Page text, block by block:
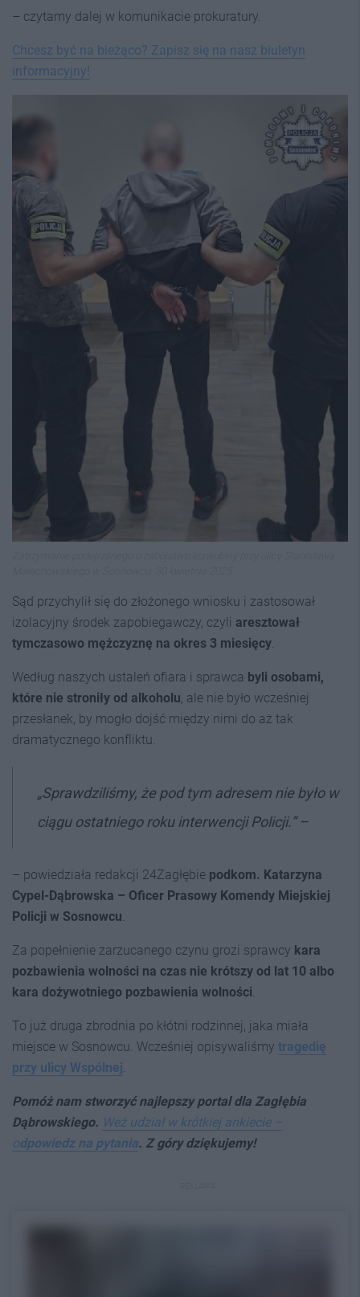
– czytamy dalej w komunikacie prokuratury.
Chcesz być na bieżąco? Zapisz się na nasz biuletyn
informacyjny!
Sąd przychylił się do złożonego wniosku i zastosował
izolacyjny środek zapobiegawczy, czyli aresztował
tymczasowo mężczyznę na okres 3 miesięcy.
Według naszych ustaleń ofiara i sprawca byli osobami,
które nie stroniły od alkoholu, ale nie było wcześniej
przesłanek, by mogło dojść między nimi do aż tak
dramatycznego konfliktu.
„Sprawdziliśmy, że pod tym adresem nie było w
ciągu ostatniego roku interwencji Policji.” –
– powiedziała redakcji 24Zagłębie podkom. Katarzyna
Cypel-Dąbrowska – Oficer Prasowy Komendy Miejskiej
Policji w Sosnowcu.
Za popełnienie zarzucanego czynu grozi sprawcy kara
pozbawienia wolności na czas nie krótszy od lat 10 albo
kara dożywotniego pozbawienia wolności.
To już druga zbrodnia po kłótni rodzinnej, jaka miała
miejsce w Sosnowcu. Wcześniej opisywaliśmy tragedię
przy ulicy Wspólnej.
Pomóż nam stworzyć najlepszy portal dla Zagłębia
Dąbrowskiego. Weź udział w krótkiej ankiecie –
odpowiedz na pytania. Z góry dziękujemy!